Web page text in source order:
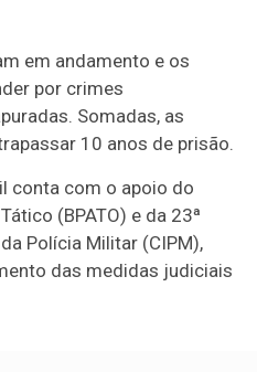
em andamento e os
por crimes
Somadas, as
10 anos de prisão.
conta com o apoio do
(BPATO) e da 23ª
Polícia Militar (CIPM),
das medidas judiciais